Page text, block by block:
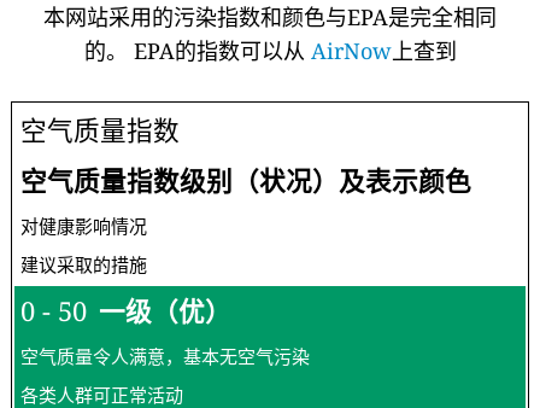
本网站采用的污染指数和颜色与EPA是完全相同
的。 EPA的指数可以从 AirNow上查到
空气质量指数
空气质量指数级别（状况）及表示颜色
对健康影响情况
建议采取的措施
0 - 50 一级（优）
空气质量令人满意，基本无空气污染
各类人群可正常活动